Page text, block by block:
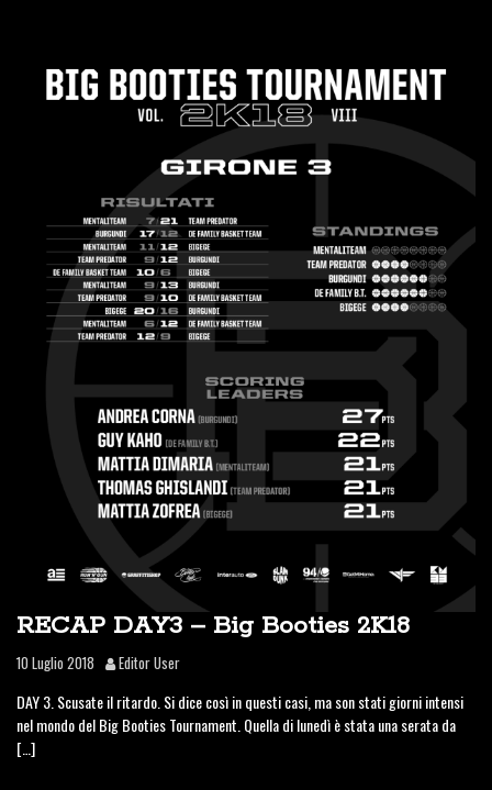
RECAP DAY3 – Big Booties 2K18
10 Luglio 2018 Editor User
DAY 3. Scusate il ritardo. Si dice così in questi casi, ma son stati giorni intensi
nel mondo del Big Booties Tournament. Quella di lunedì è stata una serata da
[…]